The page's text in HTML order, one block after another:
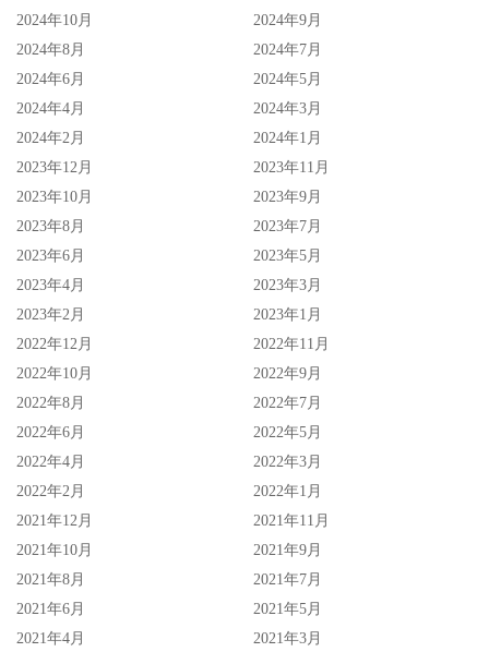
2024年10月
2024年9月
2024年8月
2024年7月
2024年6月
2024年5月
2024年4月
2024年3月
2024年2月
2024年1月
2023年12月
2023年11月
2023年10月
2023年9月
2023年8月
2023年7月
2023年6月
2023年5月
2023年4月
2023年3月
2023年2月
2023年1月
2022年12月
2022年11月
2022年10月
2022年9月
2022年8月
2022年7月
2022年6月
2022年5月
2022年4月
2022年3月
2022年2月
2022年1月
2021年12月
2021年11月
2021年10月
2021年9月
2021年8月
2021年7月
2021年6月
2021年5月
2021年4月
2021年3月